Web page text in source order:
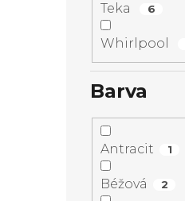
Teka 6
Whirlpool
Barva
Antracit 1
Béžová 2